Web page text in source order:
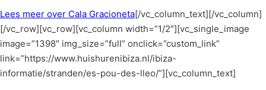
Lees meer over Cala Gracioneta[/vc_column_text][/vc_column]
[/vc_row][vc_row][vc_column width=”1/2″][vc_single_image
image=”1398″ img_size=”full” onclick=”custom_link”
link=”https://www.huishurenibiza.nl/ibiza-
informatie/stranden/es-pou-des-lleo/”][vc_column_text]